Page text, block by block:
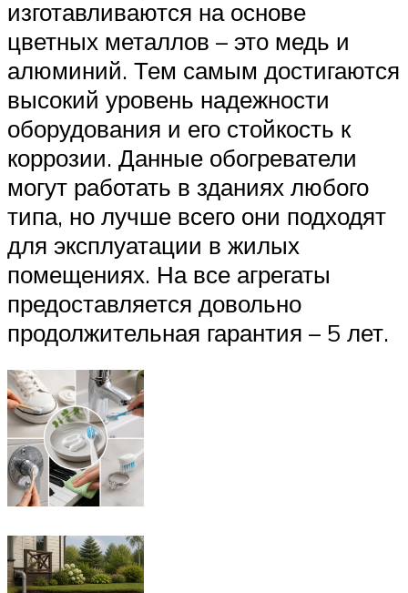
изготавливаются на основе
цветных металлов – это медь и
алюминий. Тем самым достигаются
высокий уровень надежности
оборудования и его стойкость к
коррозии. Данные обогреватели
могут работать в зданиях любого
типа, но лучше всего они подходят
для эксплуатации в жилых
помещениях. На все агрегаты
предоставляется довольно
продолжительная гарантия – 5 лет.